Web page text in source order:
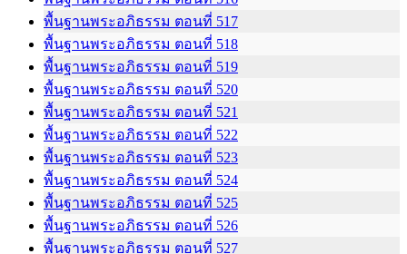
พื้นฐานพระอภิธรรม ตอนที่ 517
พื้นฐานพระอภิธรรม ตอนที่ 518
พื้นฐานพระอภิธรรม ตอนที่ 519
พื้นฐานพระอภิธรรม ตอนที่ 520
พื้นฐานพระอภิธรรม ตอนที่ 521
พื้นฐานพระอภิธรรม ตอนที่ 522
พื้นฐานพระอภิธรรม ตอนที่ 523
พื้นฐานพระอภิธรรม ตอนที่ 524
พื้นฐานพระอภิธรรม ตอนที่ 525
พื้นฐานพระอภิธรรม ตอนที่ 526
พื้นฐานพระอภิธรรม ตอนที่ 527